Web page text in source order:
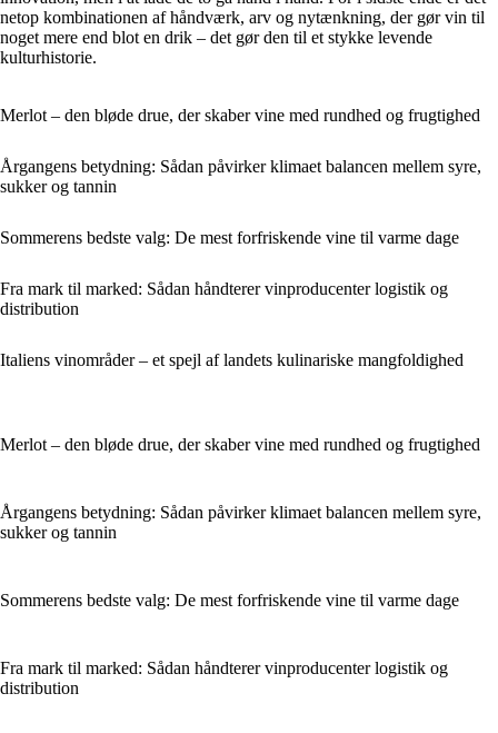
netop kombinationen af håndværk, arv og nytænkning, der gør vin til
noget mere end blot en drik – det gør den til et stykke levende
kulturhistorie.
Merlot – den bløde drue, der skaber vine med rundhed og frugtighed
Årgangens betydning: Sådan påvirker klimaet balancen mellem syre,
sukker og tannin
Sommerens bedste valg: De mest forfriskende vine til varme dage
Fra mark til marked: Sådan håndterer vinproducenter logistik og
distribution
Italiens vinområder – et spejl af landets kulinariske mangfoldighed
Merlot – den bløde drue, der skaber vine med rundhed og frugtighed
Årgangens betydning: Sådan påvirker klimaet balancen mellem syre,
sukker og tannin
Sommerens bedste valg: De mest forfriskende vine til varme dage
Fra mark til marked: Sådan håndterer vinproducenter logistik og
distribution